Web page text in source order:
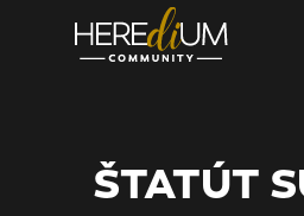
ŠTATÚT